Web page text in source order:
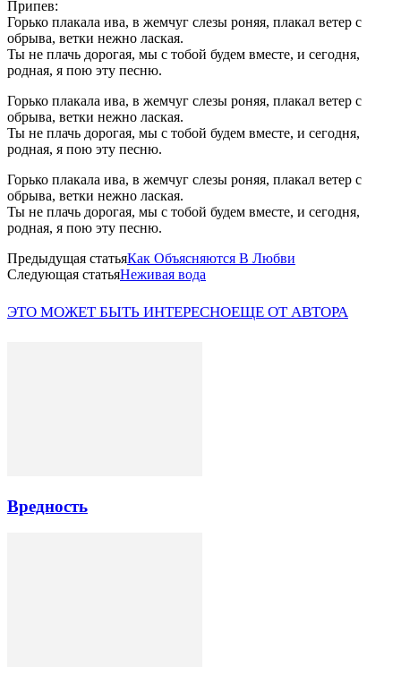
Припев:
Горько плакала ива, в жемчуг слезы роняя, плакал ветер с
обрыва, ветки нежно лаская.
Ты не плачь дорогая, мы с тобой будем вместе, и сегодня,
родная, я пою эту песню.
Горько плакала ива, в жемчуг слезы роняя, плакал ветер с
обрыва, ветки нежно лаская.
Ты не плачь дорогая, мы с тобой будем вместе, и сегодня,
родная, я пою эту песню.
Горько плакала ива, в жемчуг слезы роняя, плакал ветер с
обрыва, ветки нежно лаская.
Ты не плачь дорогая, мы с тобой будем вместе, и сегодня,
родная, я пою эту песню.
Предыдущая статьяКак Объясняются В Любви
Следующая статьяНеживая вода
ЭТО МОЖЕТ БЫТЬ ИНТЕРЕСНОЕЩЕ ОТ АВТОРА
Вредность